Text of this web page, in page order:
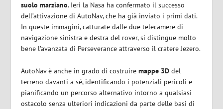
suolo marziano. Ieri la Nasa ha confermato il successo
dell’attivazione di AutoNav, che ha già inviato i primi dati.
In queste immagini, catturate dalle due telecamere di
navigazione sinistra e destra del rover, si distingue molto
bene l’avanzata di Perseverance attraverso il cratere Jezero.
AutoNav è anche in grado di costruiremappe 3D del
terreno davanti a sé, identificando i potenziali pericoli e
pianificando un percorso alternativo intorno a qualsiasi
ostacolo senza ulteriori indicazioni da parte delle basi di